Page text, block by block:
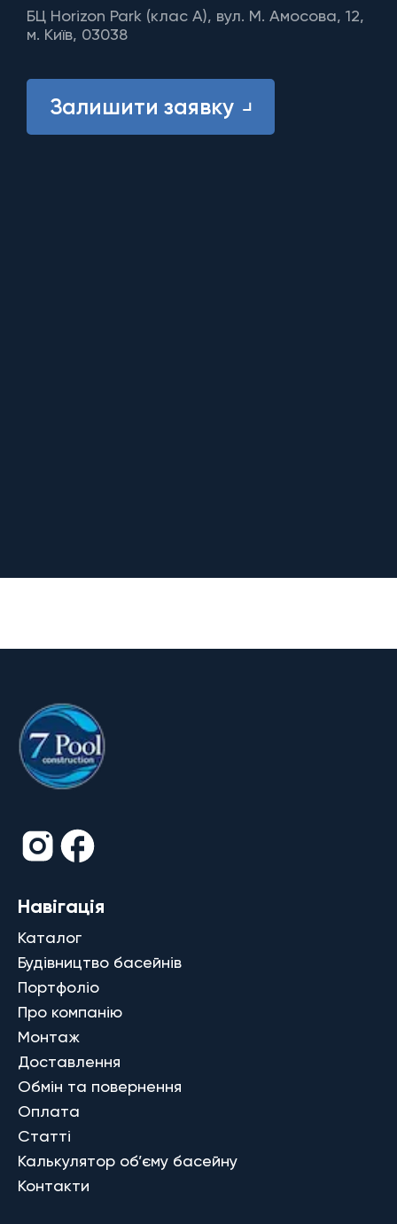
БЦ Horizon Park (клас A), вул. М. Амосова, 12,
м. Київ, 03038
Залишити заявку
Навігація
Каталог
Будівництво басейнів
Портфоліо
Про компанію
Монтаж
Доставлення
Обмін та повернення
Оплата
Статті
Калькулятор об’єму басейну
Контакти